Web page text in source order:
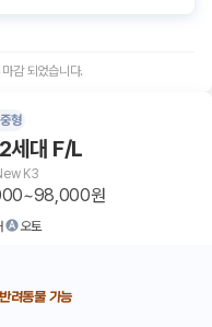
감 되었습니다.
형
세대 F/L
K3
원
오토
반려동물 가능